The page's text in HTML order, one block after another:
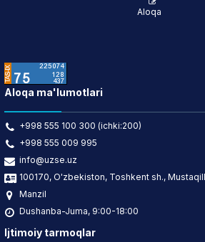
Aloqa
Aloqa ma'lumotlari
+998 555 100 300 (ichki:200)
+998 555 009 995
info@uzse.uz
100170, O'zbekiston, Toshkent sh.,
Manzil
Dushanba-Juma, 9:00-18:00
Ijtimoiy tarmoqlar